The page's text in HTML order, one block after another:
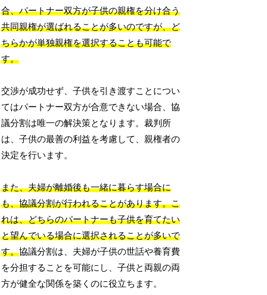
合、パートナー双方が子供の親権を分け合う
共同親権が選ばれることが多いのですが、ど
ちらかが単独親権を選択することも可能で
す。
交渉が成功せず、子供を引き渡すことについ
てはパートナー双方が合意できない場合、協
議分割は唯一の解決策となります。裁判所
は、子供の最善の利益を考慮して、親権者の
決定を行います。
また、夫婦が離婚後も一緒に暮らす場合に
も、協議分割が行われることがあります。こ
れは、どちらのパートナーも子供を育てたい
と望んでいる場合に選択されることが多いで
す。協議分割は、夫婦が子供の世話や養育費
を分担することを可能にし、子供と両親の両
方が健全な関係を築くのに役立ちます。